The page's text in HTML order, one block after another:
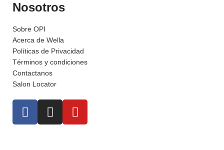
Nosotros
Sobre OPI
Acerca de Wella
Políticas de Privacidad
Términos y condiciones
Contactanos
Salon Locator